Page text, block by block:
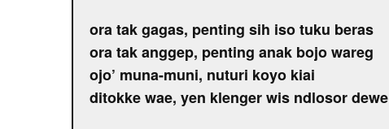
ora tak gagas, penting sih iso tuku beras
ora tak anggep, penting anak bojo wareg
ojo’ muna-muni, nuturi koyo kiai
ditokke wae, yen klenger wis ndlosor dewe